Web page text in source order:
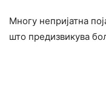
Многу непријатна
што предизвикува